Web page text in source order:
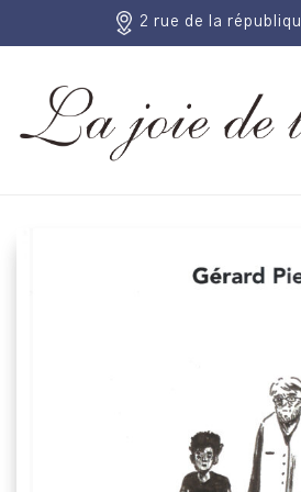
2 rue de la